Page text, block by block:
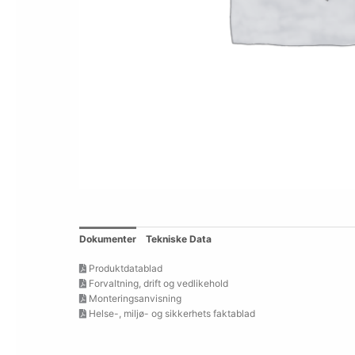
Dokumenter Tekniske Data
Produktdatablad
Forvaltning, drift og vedlikehold
Monteringsanvisning
Helse-, miljø- og sikkerhets faktablad